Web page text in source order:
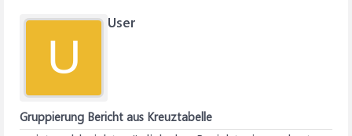
U
User
Gruppierung Bericht aus Kreuztabelle